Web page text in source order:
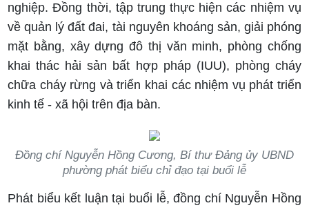
nghiệp. Đồng thời, tập trung thực hiện các nhiệm vụ
về quản lý đất đai, tài nguyên khoáng sản, giải phóng
mặt bằng, xây dựng đô thị văn minh, phòng chống
khai thác hải sản bất hợp pháp (IUU), phòng cháy
chữa cháy rừng và triển khai các nhiệm vụ phát triển
kinh tế - xã hội trên địa bàn.
Đồng chí Nguyễn Hồng Cương, Bí thư Đảng ủy UBND
phường phát biểu chỉ đạo tại buổi lễ
Phát biểu kết luận tại buổi lễ, đồng chí Nguyễn Hồng